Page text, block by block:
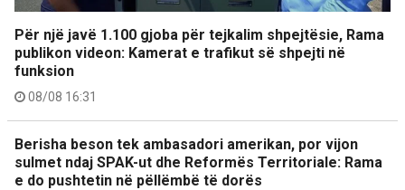
Për një javë 1.100 gjoba për tejkalim shpejtësie, Rama
publikon videon: Kamerat e trafikut së shpejti në
funksion
08/08 16:31
Berisha beson tek ambasadori amerikan, por vijon
sulmet ndaj SPAK-ut dhe Reformës Territoriale: Rama
e do pushtetin në pëllëmbë të dorës